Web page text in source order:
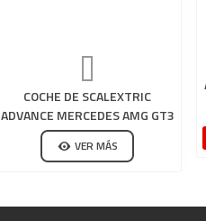
COCHE DE SCALEXTRIC
ADVANCE MERCEDES AMG GT3
NEFIS
VER MÁS